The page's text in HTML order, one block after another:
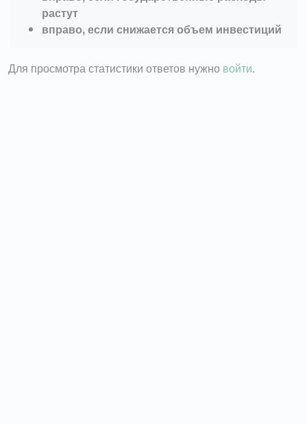
растут
вправо, если снижается объем инвестиций
Для просмотра статистики ответов нужно войти.